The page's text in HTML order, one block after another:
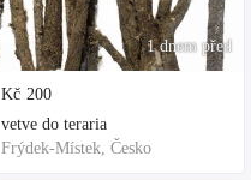
1 dnem před
Kč 200
vetve do teraria
Frýdek-Místek, Česko